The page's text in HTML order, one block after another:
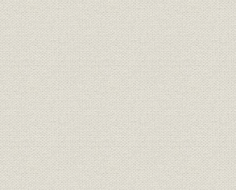
創業当時の保険申込証書 [明治14年
創業当時の診査医員報状 [明治14年
告知書 [明治14年
脳溢血死亡率ノ推移
大正7年
昭和8年
脳溢血死亡率ノ推移 明治生命経
験(年令41歳以上)
大正7年
昭和8年